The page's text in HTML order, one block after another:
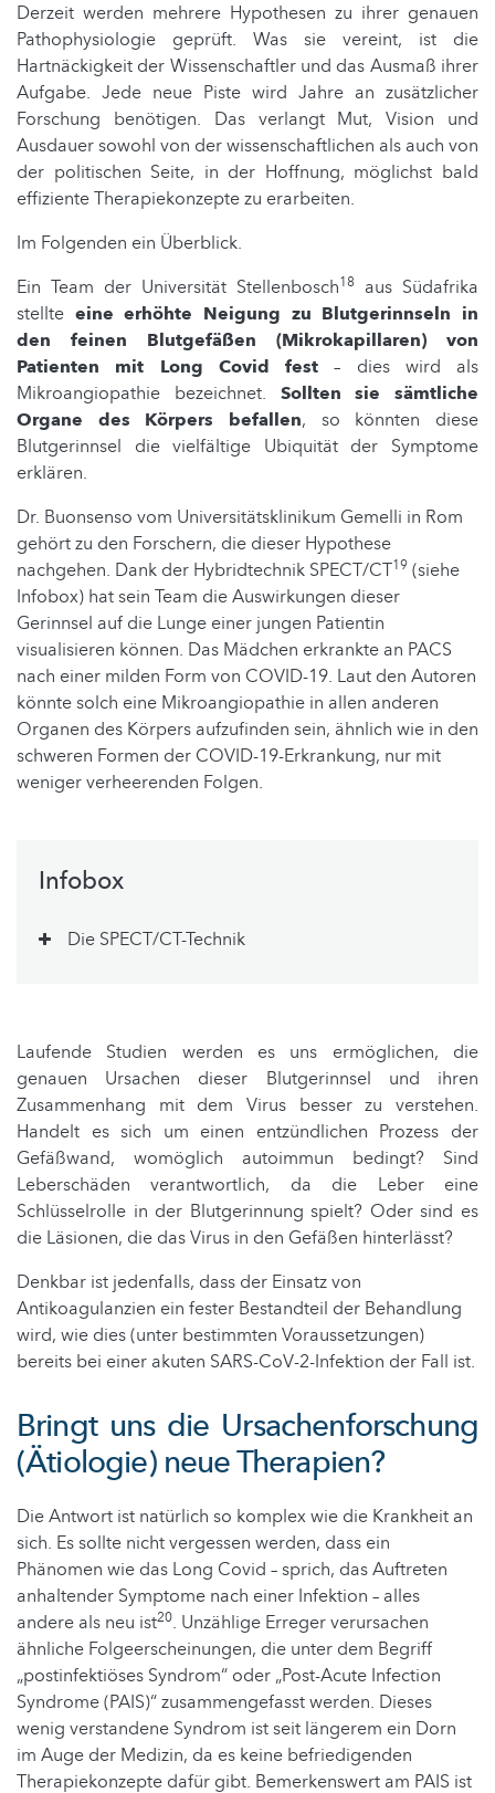
Derzeit werden mehrere Hypothesen zu ihrer genauen
Pathophysiologie geprüft. Was sie vereint, ist die
Hartnäckigkeit der Wissenschaftler und das Ausmaß ihrer
Aufgabe. Jede neue Piste wird Jahre an zusätzlicher
Forschung benötigen. Das verlangt Mut, Vision und
Ausdauer sowohl von der wissenschaftlichen als auch von
der politischen Seite, in der Hoffnung, möglichst bald
effiziente Therapiekonzepte zu erarbeiten.
Im Folgenden ein Überblick.
Ein Team der Universität Stellenbosch18
aus Südafrika
stellte eine erhöhte Neigung zu Blutgerinnseln in
den feinen Blutgefäßen (Mikrokapillaren) von
Patienten mit Long Covid fest – dies wird als
Mikroangiopathie bezeichnet. Sollten sie sämtliche
Organe des Körpers befallen, so könnten diese
Blutgerinnsel die vielfältige Ubiquität der Symptome
erklären.
Dr. Buonsenso vom Universitätsklinikum Gemelli in Rom
gehört zu den Forschern, die dieser Hypothese
nachgehen. Dank der Hybridtechnik SPECT/CT19 (siehe
Infobox) hat sein Team die Auswirkungen dieser
Gerinnsel auf die Lunge einer jungen Patientin
visualisieren können. Das Mädchen erkrankte an PACS
nach einer milden Form von COVID-19. Laut den Autoren
könnte solch eine Mikroangiopathie in allen anderen
Organen des Körpers aufzufinden sein, ähnlich wie in den
schweren Formen der COVID-19-Erkrankung, nur mit
weniger verheerenden Folgen.
Infobox
Die SPECT/CT-Technik
Laufende Studien werden es uns ermöglichen, die
genauen Ursachen dieser Blutgerinnsel und ihren
Zusammenhang mit dem Virus besser zu verstehen.
Handelt es sich um einen entzündlichen Prozess der
Gefäßwand, womöglich autoimmun bedingt? Sind
Leberschäden verantwortlich, da die Leber eine
Schlüsselrolle in der Blutgerinnung spielt? Oder sind es
die Läsionen, die das Virus in den Gefäßen hinterlässt?
Denkbar ist jedenfalls, dass der Einsatz von
Antikoagulanzien ein fester Bestandteil der Behandlung
wird, wie dies (unter bestimmten Voraussetzungen)
bereits bei einer akuten SARS-CoV-2-Infektion der Fall ist.
Bringt uns die Ursachenforschung
(Ätiologie) neue Therapien?
Die Antwort ist natürlich so komplex wie die Krankheit an
sich. Es sollte nicht vergessen werden, dass ein
Phänomen wie das Long Covid – sprich, das Auftreten
anhaltender Symptome nach einer Infektion – alles
andere als neu ist20. Unzählige Erreger verursachen
ähnliche Folgeerscheinungen, die unter dem Begriff
„postinfektiöses Syndrom“ oder „Post-Acute Infection
Syndrome (PAIS)“ zusammengefasst werden. Dieses
wenig verstandene Syndrom ist seit längerem ein Dorn
im Auge der Medizin, da es keine befriedigenden
Therapiekonzepte dafür gibt. Bemerkenswert am PAIS ist